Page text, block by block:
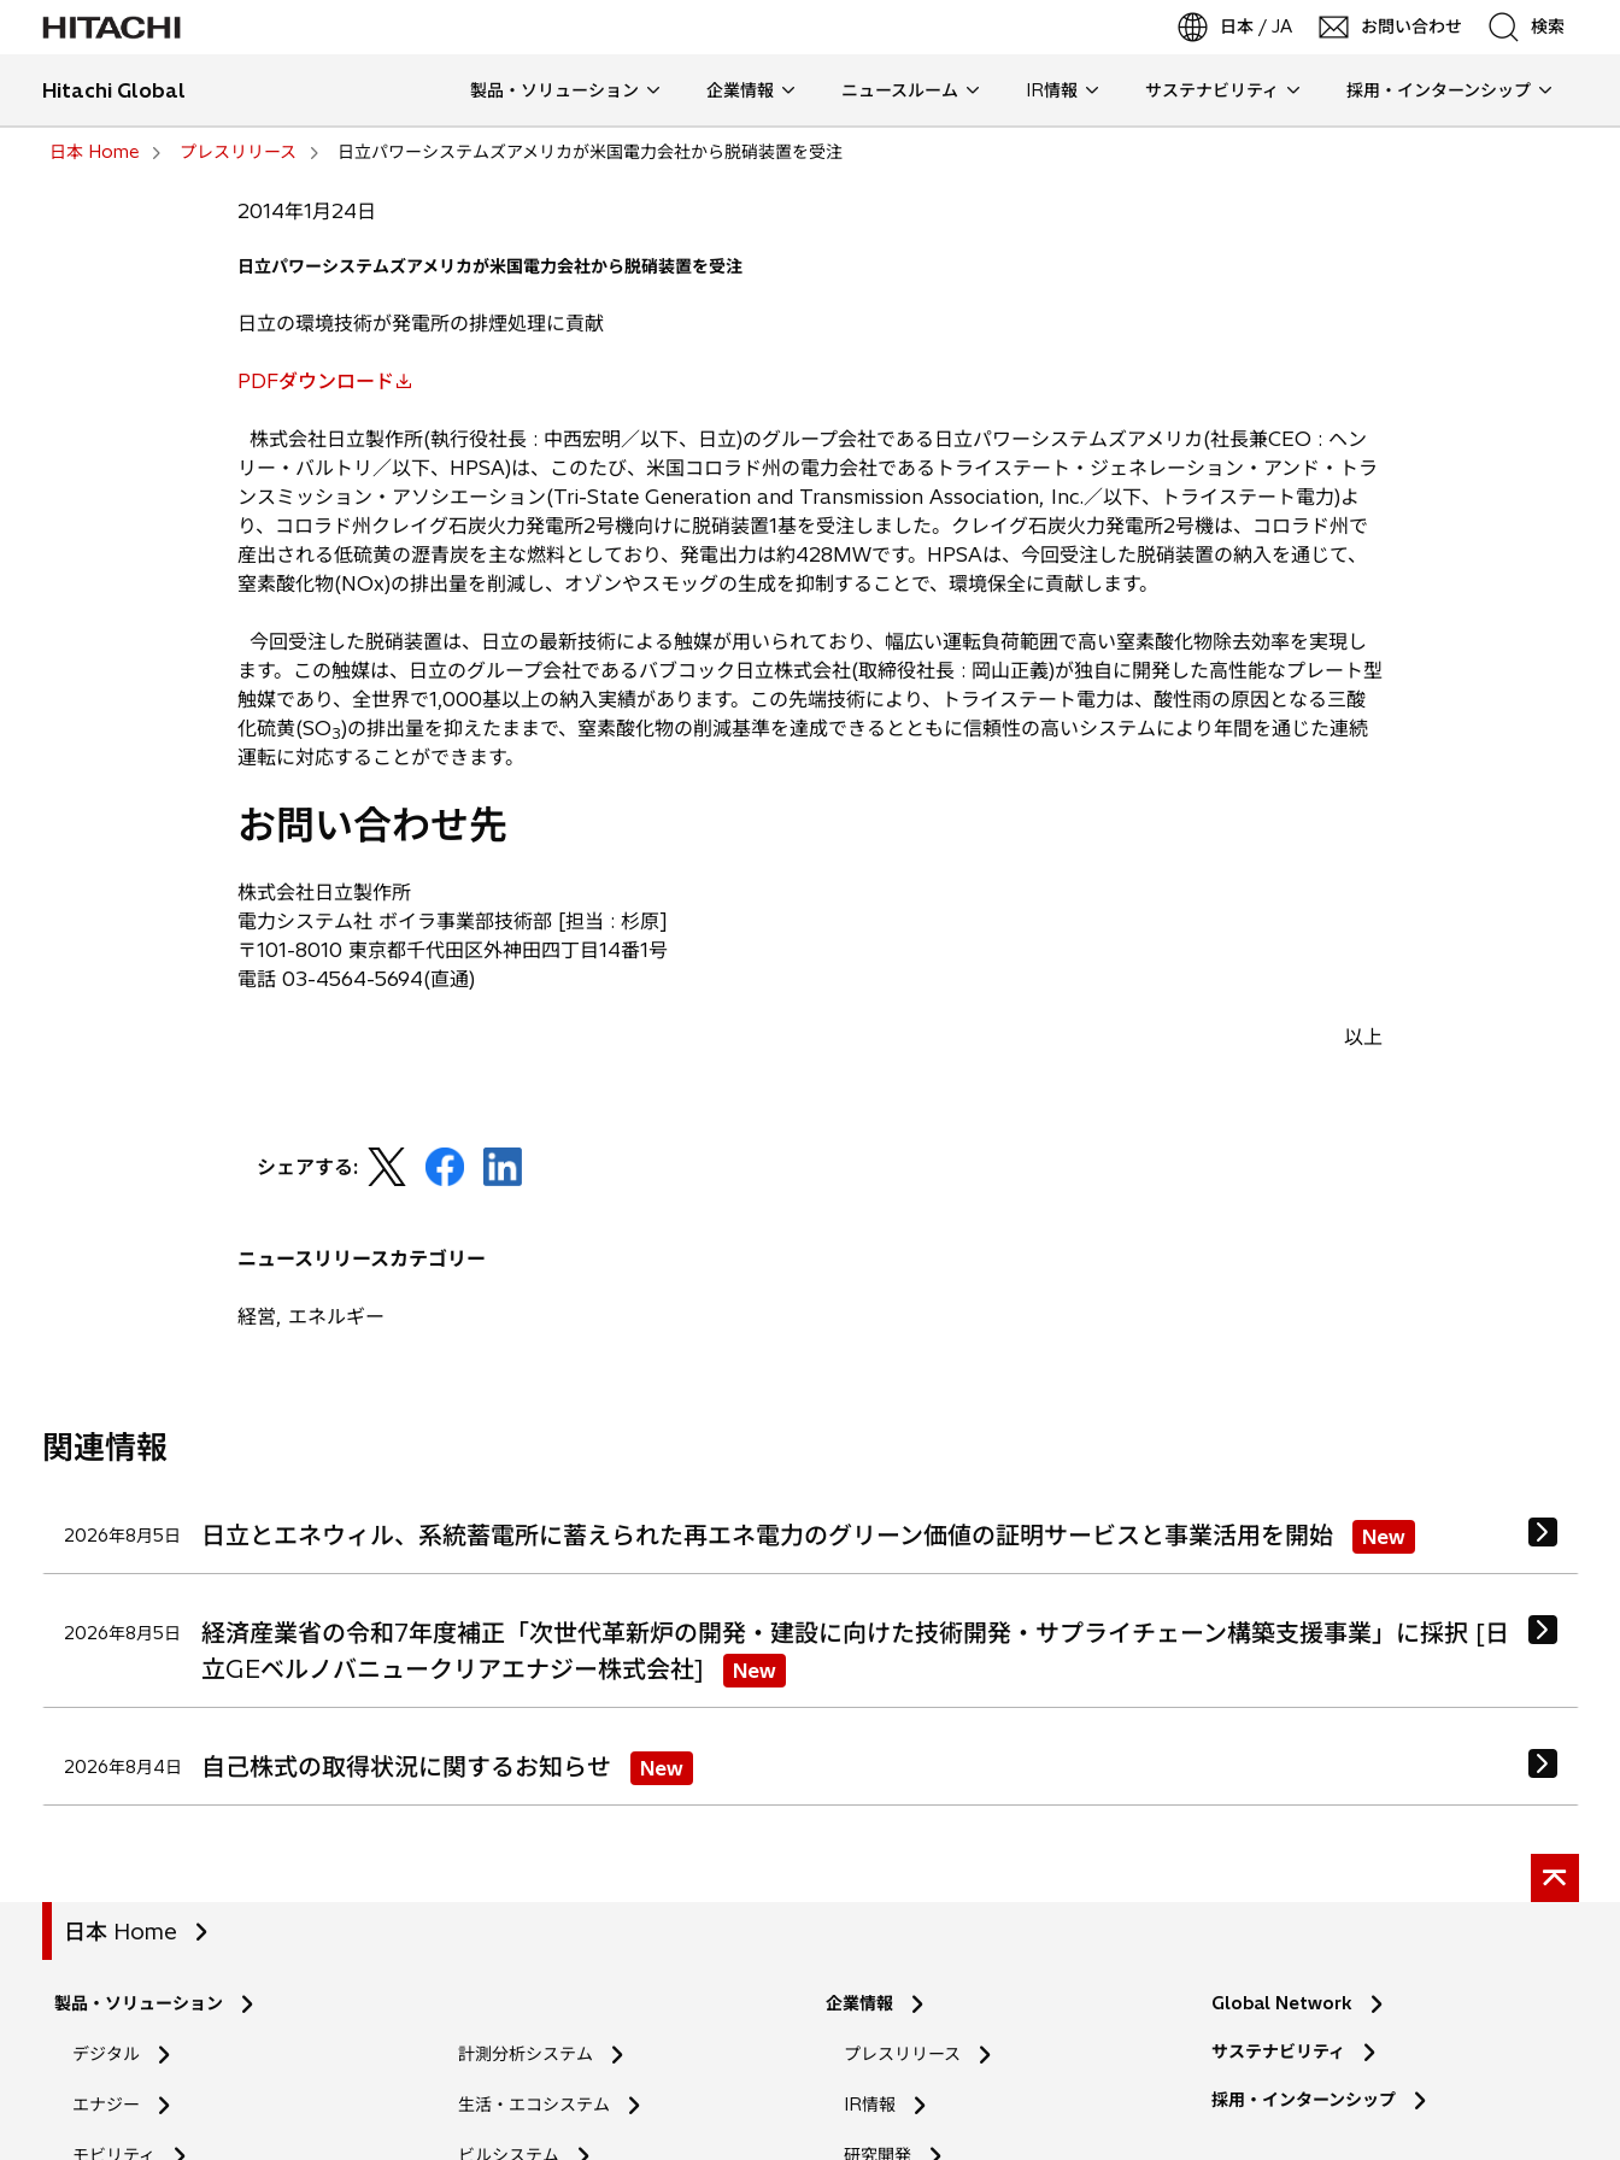
日本 / JA お問い合わせ 検索
検索
Hitachi Global 製品・ソリューション 企業情報 ニュースルーム IR情報 サステナビリティ 採用・インターンシップ
日本 Home プレスリリース 日立パワーシステムズアメリカが米国電力会社から脱硝装置を受注
2014年1月24日
日立パワーシステムズアメリカが米国電力会社から脱硝装置を受注
日立の環境技術が発電所の排煙処理に貢献
PDFダウンロード
新
い
タ
ブ
で
開
く
株式会社日立製作所(執行役社長 : 中西宏明／以下、日立)のグループ会社である日立パワーシステムズアメリカ(社長兼CEO : ヘン
リー・バルトリ／以下、HPSA)は、このたび、米国コロラド州の電力会社であるトライステート・ジェネレーション・アンド・トラ
ンスミッション・アソシエーション(Tri-State Generation and Transmission Association, Inc.／以下、トライステート電力)よ
り、コロラド州クレイグ石炭火力発電所2号機向けに脱硝装置1基を受注しました。クレイグ石炭火力発電所2号機は、コロラド州で
産出される低硫黄の瀝青炭を主な燃料としており、発電出力は約428MWです。HPSAは、今回受注した脱硝装置の納入を通じて、
窒素酸化物(NOx)の排出量を削減し、オゾンやスモッグの生成を抑制することで、環境保全に貢献します。
今回受注した脱硝装置は、日立の最新技術による触媒が用いられており、幅広い運転負荷範囲で高い窒素酸化物除去効率を実現し
ます。この触媒は、日立のグループ会社であるバブコック日立株式会社(取締役社長 : 岡山正義)が独自に開発した高性能なプレート型
触媒であり、全世界で1,000基以上の納入実績があります。この先端技術により、トライステート電力は、酸性雨の原因となる三酸
化硫黄(SO3)の排出量を抑えたままで、窒素酸化物の削減基準を達成できるとともに信頼性の高いシステムにより年間を通じた連続
運転に対応することができます。
お問い合わせ先
株式会社日立製作所
電力システム社 ボイラ事業部技術部 [担当 : 杉原]
〒101-8010 東京都千代田区外神田四丁目14番1号
電話 03-4564-5694(直通)
以上
シェアする:
し
タ
新
し
ニュースリリースカテゴリー
経営, エネルギー
関連情報
2026年8月5日 日立とエネウィル、系統蓄電所に蓄えられた再エネ電力のグリーン価値の証明サービスと事業活用を開始 New
2026年8月5日
経済産業省の令和7年度補正「次世代革新炉の開発・建設に向けた技術開発・サプライチェーン構築支援事業」に採択 [日
立GEベルノバニュークリアエナジー株式会社]
New
2026年8月4日 自己株式の取得状況に関するお知らせ New
日本 Home
製品・ソリューション
デジタル
エナジー
モビリティ
計測分析システム
生活・エコシステム
ビルシステム
企業情報
プレスリリース
IR情報
研究開発新
Global Network
サステナビリティ
採用・インターンシップ